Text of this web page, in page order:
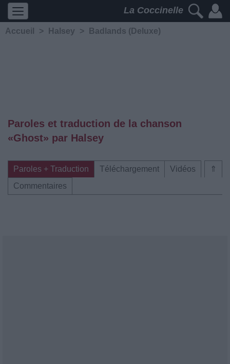
La Coccinelle
Accueil > Halsey > Badlands (Deluxe)
Paroles et traduction de la chanson
«Ghost» par Halsey
⇑
Paroles + Traduction Téléchargement
Vidéos
Commentaires